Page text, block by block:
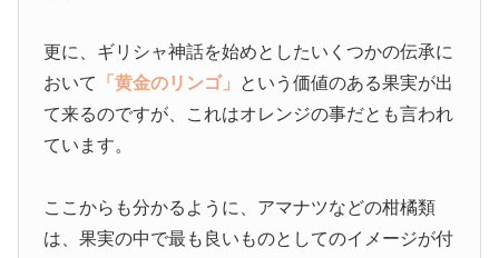
更に、ギリシャ神話を始めとしたいくつかの伝承に
おいて
「黄金のリンゴ」 という価値のある果実が出
て来るのですが、これはオレンジの事だとも言われ
ています。
ここからも分かるように、アマナツなどの柑橘類
は、果実の中で最も良いものとしてのイメージが付